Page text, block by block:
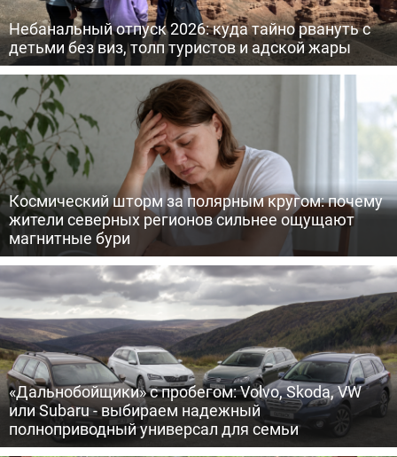
Небанальный отпуск 2026: куда тайно рвануть с
детьми без виз, толп туристов и адской жары
Космический шторм за полярным кругом: почему
жители северных регионов сильнее ощущают
магнитные бури
«Дальнобойщики» с пробегом: Volvo, Skoda, VW
или Subaru - выбираем надежный
полноприводный универсал для семьи